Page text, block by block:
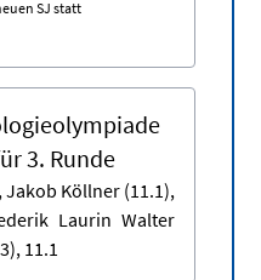
SJ statt
3. Runde
Jakob Köllner (11.1),
Laurin Walter
11.1